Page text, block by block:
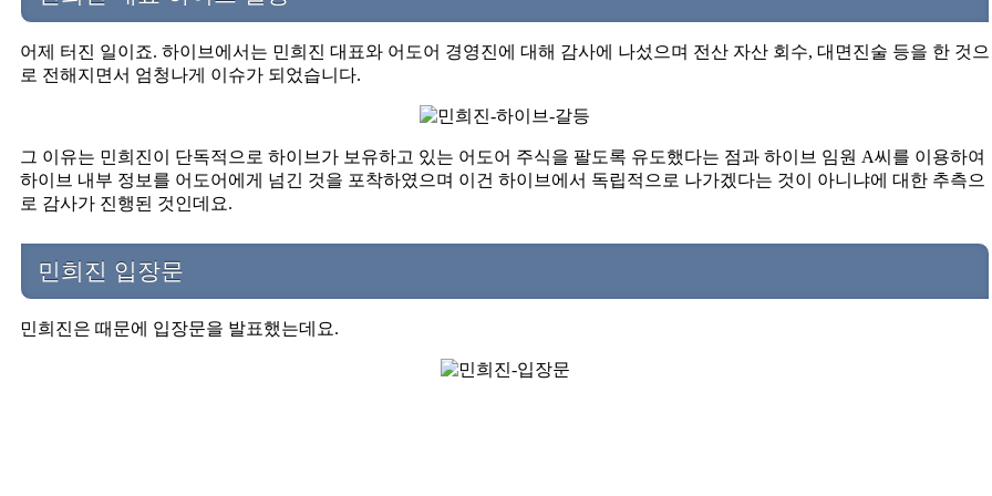
어제 터진 일이죠. 하이브에서는 민희진 대표와 어도어 경영진에 대해 감사에 나섰으며 전산 자산 회수, 대면진술 등을 한 것으
로 전해지면서 엄청나게 이슈가 되었습니다.
그 이유는 민희진이 단독적으로 하이브가 보유하고 있는 어도어 주식을 팔도록 유도했다는 점과 하이브 임원 A씨를 이용하여
하이브 내부 정보를 어도어에게 넘긴 것을 포착하였으며 이건 하이브에서 독립적으로 나가겠다는 것이 아니냐에 대한 추측으
로 감사가 진행된 것인데요.
민희진 입장문
민희진은 때문에 입장문을 발표했는데요.